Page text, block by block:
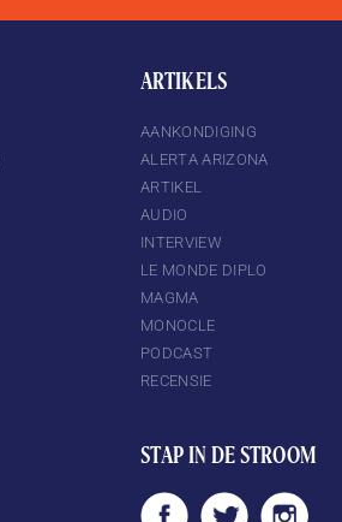
ARTIKELS
AANKONDIGING
ALERTA ARIZONA
ARTIKEL
AUDIO
INTERVIEW
LE MONDE DIPLO
MAGMA
MONOCLE
PODCAST
RECENSIE
STAP IN DE STROOM